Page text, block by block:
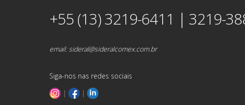
+55 (13) 3219-6411 | 3219-
email:sideral@sideralcomex.com.br
Siga-nos nas redes sociais
|
|